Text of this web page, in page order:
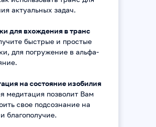
актуальных задач.
для вхождения в транс
быстрые и простые
для погружение в альфа-
на состояние изобилия
медитация позволит Вам
свое подсознание на
благополучие.